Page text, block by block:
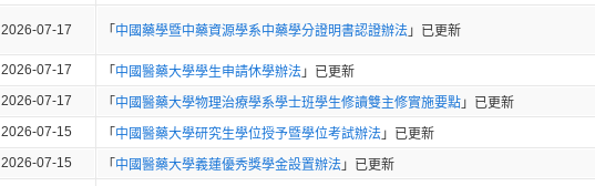
2026-07-17 「 中國藥學暨中藥資源學系中藥學分證明書認證辦法」已更新
2026-07-17
「 中國醫藥大學學生申請休學辦法」已更新
2026-07-17
「 中國醫藥大學物理治療學系學士班學生修讀雙主修實施要點」已更新
2026-07-15
「 中國醫藥大學研究生學位授予暨學位考試辦法」已更新
2026-07-15
「 中國醫藥大學義蓮優秀獎學金設置辦法」已更新